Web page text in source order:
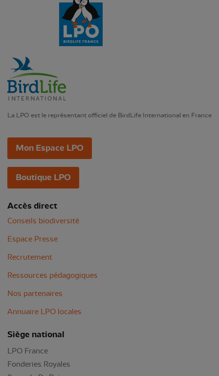
La LPO est le représentant officiel de BirdLife International en France
Mon Espace LPO
Boutique LPO
Accès direct
Conseils biodiversité
Espace Presse
Recrutement
Ressources pédagogiques
Nos partenaires
Annuaire LPO locales
Siège national
LPO France
Fonderies Royales